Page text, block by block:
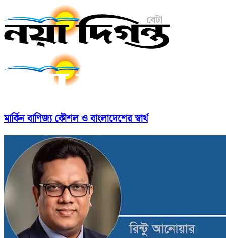
মার্কিন বাণিজ্য কৌশল ও বাংলাদেশের স্বার্থ